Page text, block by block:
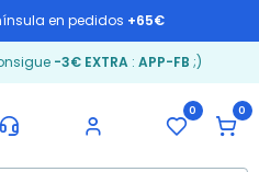
en pedidos +65€
-3€ EXTRA: APP-FB ;)
0 0